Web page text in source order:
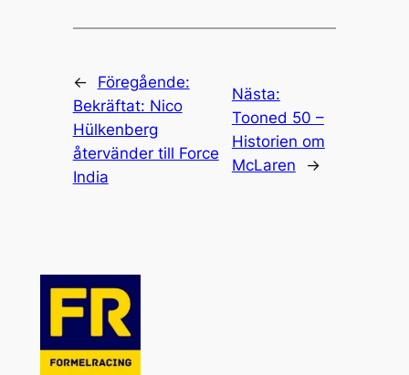
←
Föregående:
Bekräftat: Nico
Hülkenberg
återvänder till Force
India
Nästa:
Tooned 50 –
Historien om
McLaren
→